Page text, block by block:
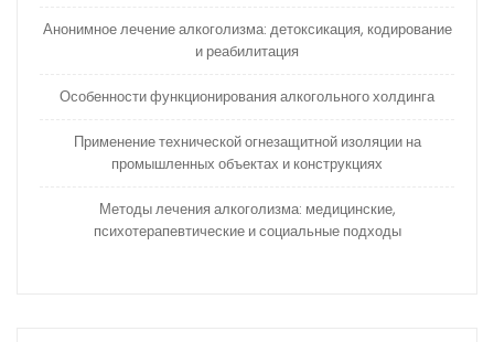
Анонимное лечение алкоголизма: детоксикация, кодирование
и реабилитация
Особенности функционирования алкогольного холдинга
Применение технической огнезащитной изоляции на
промышленных объектах и конструкциях
Методы лечения алкоголизма: медицинские,
психотерапевтические и социальные подходы